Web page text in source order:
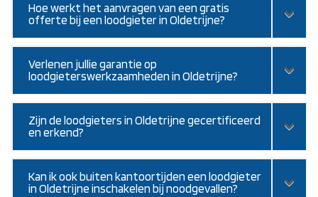
Hoe werkt het aanvragen van een gratis
offerte bij een loodgieter in Oldetrijne?
Verlenen jullie garantie op
loodgieterswerkzaamheden in Oldetrijne?
Zijn de loodgieters in Oldetrijne gecertificeerd
en erkend?
Kan ik ook buiten kantoortijden een loodgieter
in Oldetrijne inschakelen bij noodgevallen?